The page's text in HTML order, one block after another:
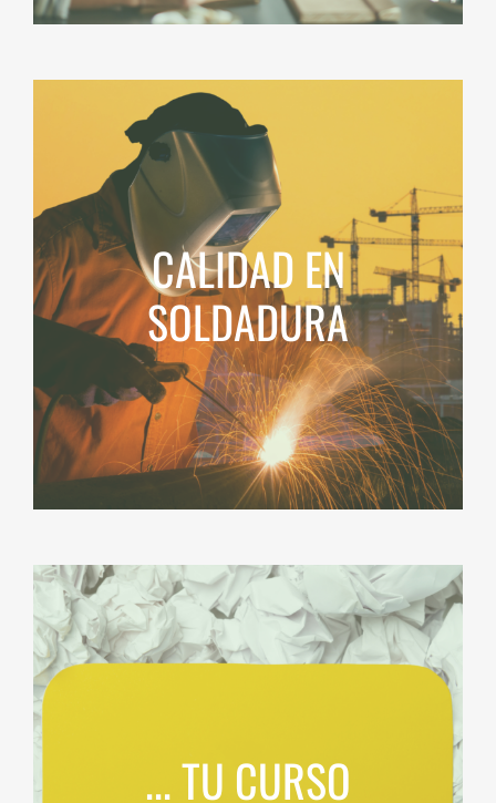
CALIDAD EN
SOLDADURA
... TU CURSO